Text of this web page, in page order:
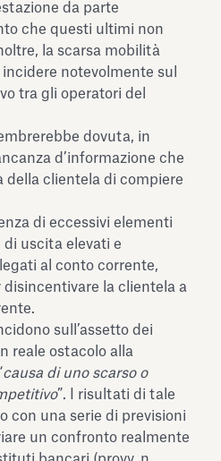
da parte
che questi ultimi non
la scarsa mobilità
notevolmente sul
tra gli operatori del
dovuta, in
d’informazione che
della clientela di compiere
di eccessivi elementi
uscita elevati e
al conto corrente,
la clientela a
sull’assetto dei
reale ostacolo alla
causa di uno scarso o
”. I risultati di tale
con una serie di previsioni
un confronto realmente